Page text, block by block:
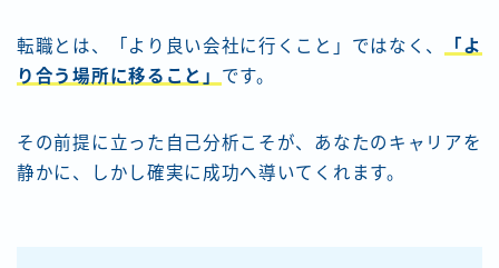
転職とは、「より良い会社に行くこと」ではなく、
「よ
り合う場所に移ること」 です。
その前提に立った自己分析こそが、あなたのキャリアを
静かに、しかし確実に成功へ導いてくれます。